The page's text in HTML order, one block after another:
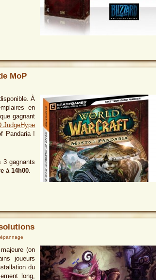
MoP
À
en
gagnant
JudgeHype
Pandaria !
3 gagnants
à 14h00
(on
joueurs
du
long,